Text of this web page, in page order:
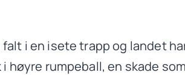
i en isete trapp og landet
rumpeball, en skade